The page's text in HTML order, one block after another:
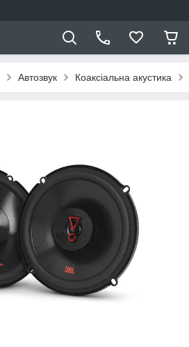
Автозвук Коаксіальна акустика